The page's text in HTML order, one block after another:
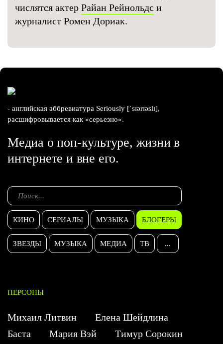
числятся актер Райан Рейнольдс и
журналист Ромен Дориак.
- английская аббревиатура Seriously [ˈsɪərɪəslɪ],
расшифровывается как «серьезно».
Медиа о поп-культуре, жизни в
интернете и вне его.
КИНО СЕРИАЛЫ МУЗЫКА БЛОГЕРЫ
ЗВЕЗДЫ МУЗЫКА МЕДИА ТВ ...
ПЕРСОНЫ
Михаил Литвин
Елена Шейдлина
Баста
Мария Вэй
Тимур Сорокин